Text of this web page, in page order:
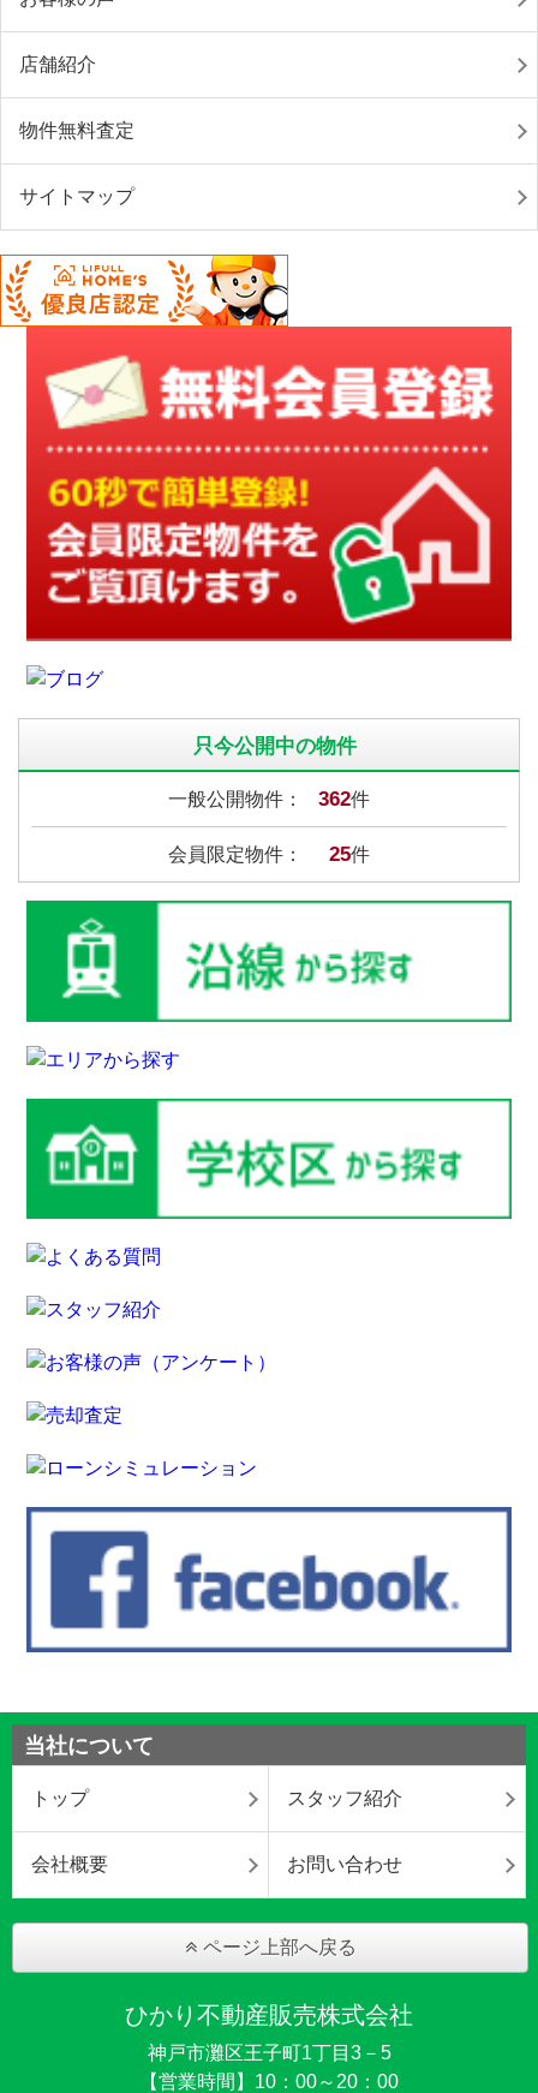
店舗紹介
物件無料査定
サイトマップ
只今公開中の物件
一般公開物件： 362件
会員限定物件： 25件
当社について
トップ スタッフ紹介
会社概要 お問い合わせ
ページ上部へ戻る
ひかり不動産販売株式会社
神戸市灘区王子町1丁目3－5
【営業時間】10：00～20：00